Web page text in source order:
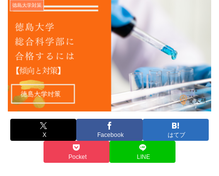
徳島大学対策
X Facebook はてブ
Pocket LINE